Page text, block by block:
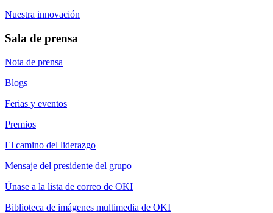
Nuestra innovación
Sala de prensa
Nota de prensa
Blogs
Ferias y eventos
Premios
El camino del liderazgo
Mensaje del presidente del grupo
Únase a la lista de correo de OKI
Biblioteca de imágenes multimedia de OKI